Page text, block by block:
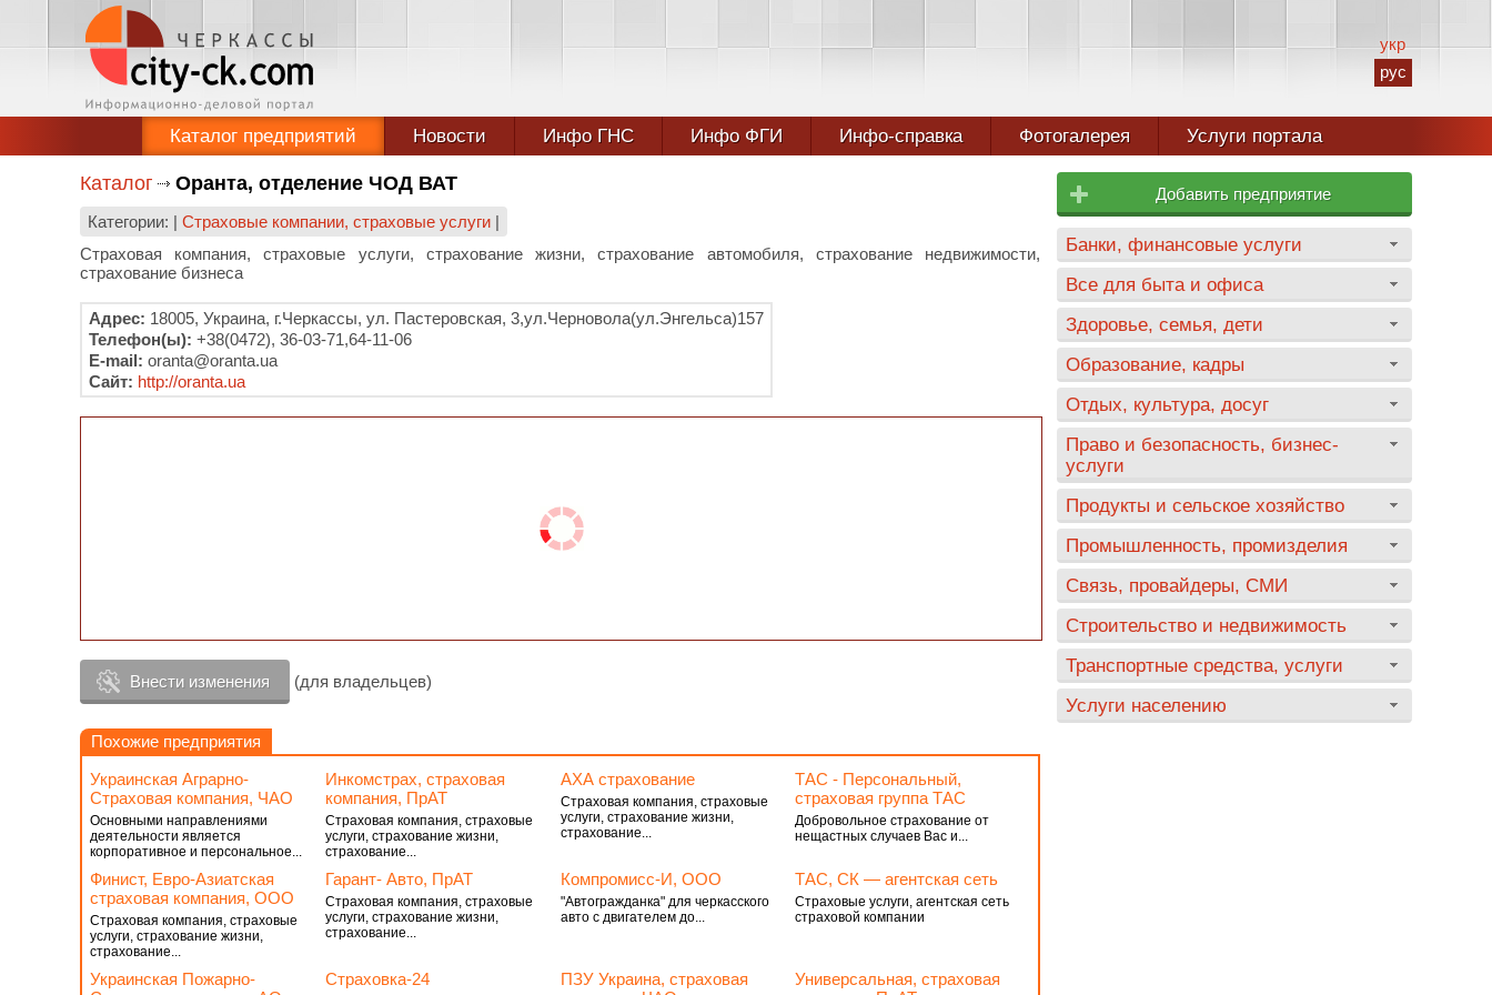
укр
рус
Каталог предприятий Новости Инфо ГНС Инфо ФГИ Инфо-справка Фотогалерея Услуги портала
Каталог Оранта, отделение ЧОД ВАТ
Категории: | Страховые компании, страховые услуги |
Страховая компания, страховые услуги, страхование жизни, страхование автомобиля, страхование недвижимости,
страхование бизнеса
Адрес: 18005, Украина, г.Черкассы, ул. Пастеровская, 3,ул.Черновола(ул.Энгельса)157
Телефон(ы): +38(0472), 36-03-71,64-11-06
E-mail: oranta@oranta.ua
Сайт: http://oranta.ua
Внести изменения (для владельцев)
Похожие предприятия
Украинская Аграрно-
Страховая компания, ЧАО
Основными направлениями
деятельности является
корпоративное и персональное...
Инкомстрах, страховая
компания, ПрАТ
Страховая компания, страховые
услуги, страхование жизни,
страхование...
АХА страхование
Страховая компания, страховые
услуги, страхование жизни,
страхование...
ТАС - Персональный,
страховая группа ТАС
Добровольное страхование от
нещастных случаев Вас и...
Финист, Евро-Азиатская
страховая компания, ООО
Страховая компания, страховые
услуги, страхование жизни,
страхование...
Гарант- Авто, ПрАТ
Страховая компания, страховые
услуги, страхование жизни,
страхование...
Компромисс-И, ООО
"Автогражданка" для черкасского
авто с двигателем до...
ТАС, СК — агентская сеть
Страховые услуги, агентская сеть
страховой компании
Украинская Пожарно-
Страховка-24
ПЗУ Украина, страховая
Универсальная, страховая
Добавить предприятие
Банки, финансовые услуги
Все для быта и офиса
Здоровье, семья, дети
Образование, кадры
Отдых, культура, досуг
Право и безопасность, бизнес-
услуги
Продукты и сельское хозяйство
Промышленность, промизделия
Связь, провайдеры, СМИ
Строительство и недвижимость
Транспортные средства, услуги
Услуги населению